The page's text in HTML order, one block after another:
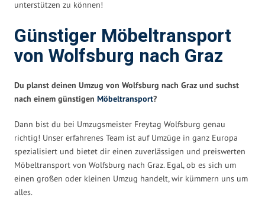
unterstützen zu können!
Günstiger Möbeltransport
von Wolfsburg nach Graz
Du planst deinen Umzug von Wolfsburg nach Graz und suchst
nach einem günstigen Möbeltransport?
Dann bist du bei Umzugsmeister Freytag Wolfsburg genau
richtig! Unser erfahrenes Team ist auf Umzüge in ganz Europa
spezialisiert und bietet dir einen zuverlässigen und preiswerten
Möbeltransport von Wolfsburg nach Graz. Egal, ob es sich um
einen großen oder kleinen Umzug handelt, wir kümmern uns um
alles.